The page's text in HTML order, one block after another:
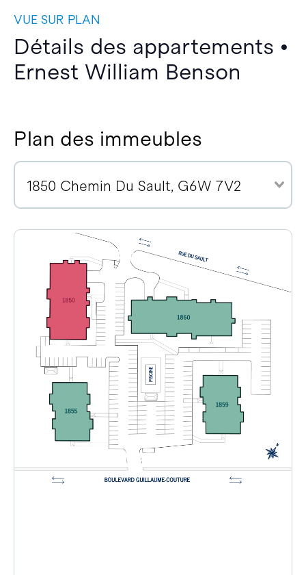
VUE SUR PLAN
Détails des appartements •
Ernest William Benson
Plan des immeubles
1850 Chemin Du Sault, G6W 7V2